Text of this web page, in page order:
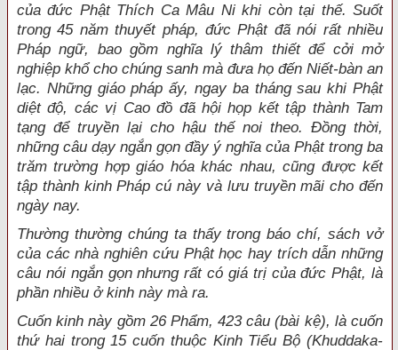
của đức Phật Thích Ca Mâu Ni khi còn tại thế. Suốt
trong 45 năm thuyết pháp, đức Phật đã nói rất nhiều
Pháp ngữ, bao gồm nghĩa lý thâm thiết để cởi mở
nghiệp khổ cho chúng sanh mà đưa họ đến Niết-bàn an
lạc. Những giáo pháp ấy, ngay ba tháng sau khi Phật
diệt độ, các vị Cao đồ đã hội họp kết tập thành Tam
tạng để truyền lại cho hậu thế noi theo. Đồng thời,
những câu dạy ngắn gọn đầy ý nghĩa của Phật trong ba
trăm trường hợp giáo hóa khác nhau, cũng được kết
tập thành kinh Pháp cú này và lưu truyền mãi cho đến
ngày nay.
Thường thường chúng ta thấy trong báo chí, sách vở
của các nhà nghiên cứu Phật học hay trích dẫn những
câu nói ngắn gọn nhưng rất có giá trị của đức Phật, là
phần nhiều ở kinh này mà ra.
Cuốn kinh này gồm 26 Phẩm, 423 câu (bài kệ), là cuốn
thứ hai trong 15 cuốn thuộc Kinh Tiểu Bộ (Khuddaka-